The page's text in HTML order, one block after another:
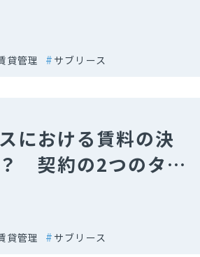
貸管理 サブリース
における賃料の決
契約の2つのタイ
貸管理 サブリース